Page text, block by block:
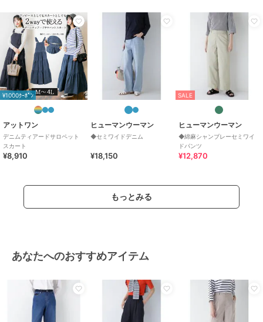
¥1000ｸｰﾎﾟﾝ
アットワン
デニムティアードサロペット
スカート
¥8,910
ヒューマンウーマン
◆セミワイドデニム
¥18,150
SALE
ヒューマンウーマン
◆綿麻シャンブレーセミワイ
ドパンツ
¥12,870
もっとみる
あなたへのおすすめアイテム